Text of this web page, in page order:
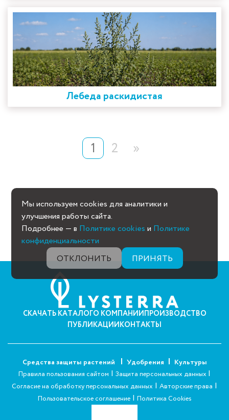
Лебеда раскидистая
1 2 »
СКАЧАТЬ КАТАЛОГО КОМПАНИИПРОИЗВОДСТВО
ПУБЛИКАЦИИКОНТАКТЫ
Средства защиты растений Удобрения Культуры
Правила пользования сайтом | Защита персональных данных |
Согласие на обработку персональных данных | Авторские права |
Пользовательское соглашение | Политика Cookies
Мы используем cookies для аналитики и
улучшения работы сайта.
Подробнее — в Политике cookies и Политике
конфиденциальности
ОТКЛОНИТЬ
ПРИНЯТЬ